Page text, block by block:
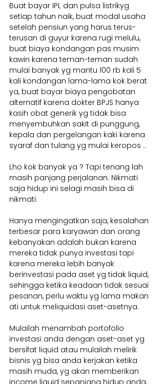
Buat bayar IPL dan pulsa listrikyg
setiap tahun naik, buat modal usaha
setelah pensiun yang harus terus-
terusan di guyur karena rugi melulu,
buat biaya kondangan pas musim
kawin karena teman-teman sudah
mulai banyak yg mantu 100 rb kali 5
kali kondangan lama-lama kok berat
ya, buat bayar biaya pengobatan
alternatif karena dokter BPJS hanya
kasih obat generik yg tidak bisa
menyembuhkan sakit di punggung,
kepala dan pergelangan kaki karena
syaraf dan tulang yg mulai keropos ..
Lho kok banyak ya ? Tapi tenang lah
masih panjang perjalanan. Nikmati
saja hidup ini selagi masih bisa di
nikmati.
Hanya mengingatkan saja, kesalahan
terbesar para karyawan dan orang
kebanyakan adalah bukan karena
mereka tidak punya investasi tapi
karena mereka lebih banyak
berinvestasi pada aset yg tidak liquid,
sehingga ketika keadaan tidak sesuai
pesanan, perlu waktu yg lama makan
ati untuk meliquidasi aset-asetnya.
Mulailah menambah portofolio
investasi anda dengan aset-aset yg
bersifat liquid atau mulailah melirik
bisnis yg bisa anda kerjakan ketika
masih muda, yg akan memberikan